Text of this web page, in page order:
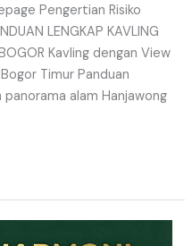
Pengertian Risiko
LENGKAP KAVLING
Kavling dengan View
Timur Panduan
alam Hanjawong